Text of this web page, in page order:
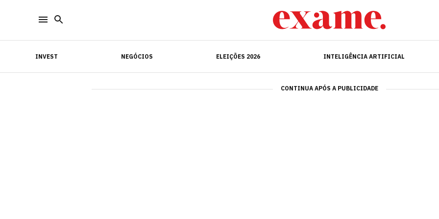
INVEST NEGÓCIOS ELEIÇÕES 2026 INTELIGÊNCIA ARTIFICIAL
INVEST INTELIGÊNCIA ARTIFICIAL
CONTINUA APÓS A PUBLICIDADE